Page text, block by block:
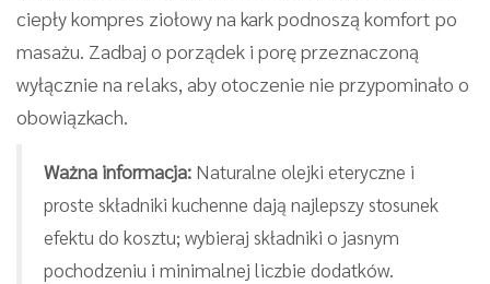
ciepły kompres ziołowy na kark podnoszą komfort po
masażu. Zadbaj o porządek i porę przeznaczoną
wyłącznie na relaks, aby otoczenie nie przypominało o
obowiązkach.
Ważna informacja: Naturalne olejki eteryczne i
proste składniki kuchenne dają najlepszy stosunek
efektu do kosztu; wybieraj składniki o jasnym
pochodzeniu i minimalnej liczbie dodatków.